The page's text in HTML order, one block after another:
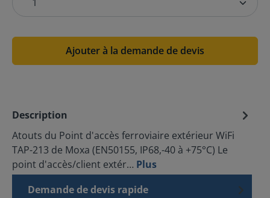
Ajouter à la demande de devis
Description
Atouts du Point d'accès ferroviaire extérieur WiFi
TAP-213 de Moxa (EN50155, IP68,-40 à +75°C) Le
point d'accès/client extér… Plus
Demande de devis rapide